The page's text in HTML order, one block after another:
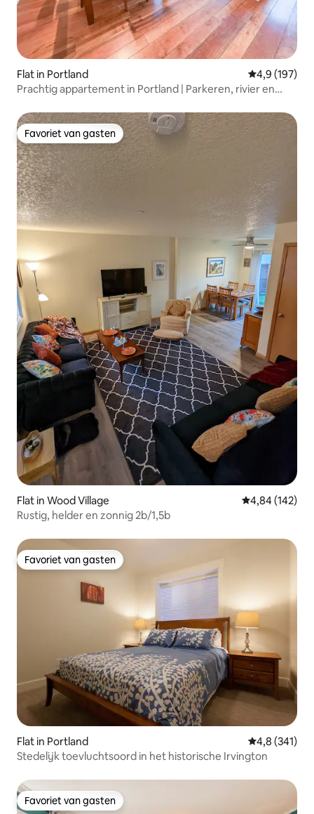
Flat in Portland Gemiddelde
4,9 (197)
Prachtig appartement in Portland | Parkeren, rivier en
Favoriet van gasten
Favoriet van gasten
Flat in Wood Village Gemiddelde
4,84 (142)
Rustig, helder en zonnig 2b/1,5b
Favoriet van gasten
Favoriet van gasten
Flat in Portland Gemiddelde
4,8 (341)
Stedelijk toevluchtsoord in het historische Irvington
Favoriet van gasten
Favoriet van gasten